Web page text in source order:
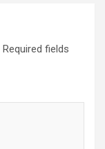
Required fields